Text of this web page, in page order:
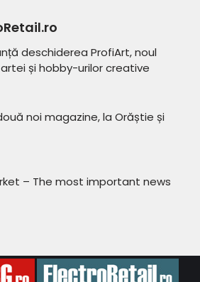
deschiderea ProfiArt, noul
și hobby-urilor creative
noi magazine, la Orăștie și
– The most important news